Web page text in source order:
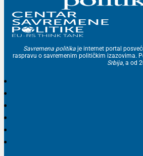
Savremena politika je internet portal
raspravu o savremenim političkim izazovima.
Srbija, a od